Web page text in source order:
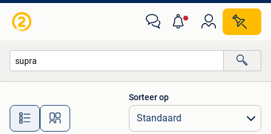
Alle afstanden…
Sorteer op